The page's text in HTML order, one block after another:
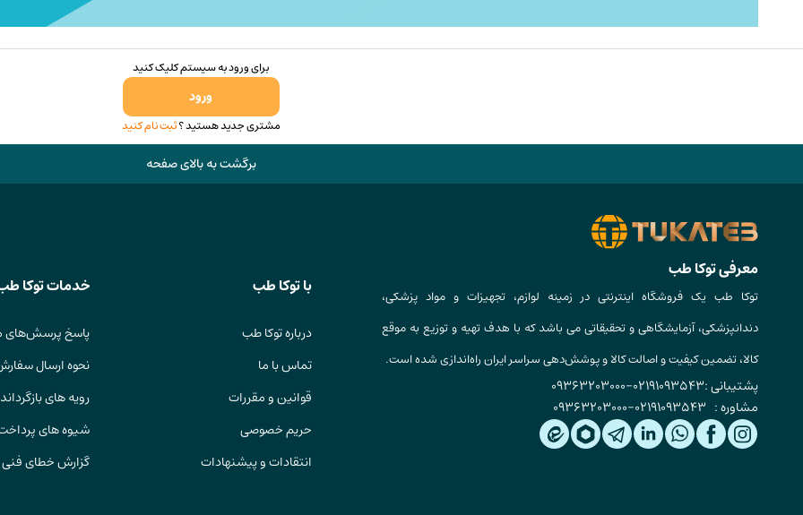
برای ورود به سیستم کلیک کنید
ورود
مشتری جدید هستید ؟ثبت نام کنید
برگشت به بالای صفحه
معرفی توکا طب
توکا طب یک فروشگاه اینترنتی در زمینه لوازم، تجهیزات و مواد پزشکی،
دندانپزشکی، آزمایشگاهی و تحقیقاتی می باشد که با هدف تهیه و توزیع به موقع
کالا، تضمین کیفیت و اصالت کالا و پوشش‌دهی سراسر ایران راه‌اندازی شده است.
پشتیبانی :02191093543
-
09363203000
مشاوره : 02191093543
-
09363203000
با توکا طب
درباره توکا طب
تماس با ما
قوانین و مقررات
حریم خصوصی
انتقادات و پیشنهادات
خدمات توکا
پاسخ پرسش‌های
نحوه ارسال
رویه های
شیوه های
گزارش خطای فنی